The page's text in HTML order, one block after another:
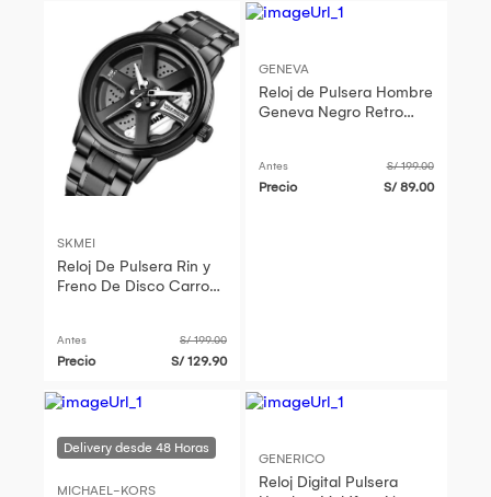
SKMEI
Reloj De Pulsera Rin y
Freno De Disco Carro
Antes S/ 199.00
Precio S/ 129.90
GENEVA
Reloj de Pulsera Hombre
Geneva Negro Retro
Antes S/ 199.00
Precio S/ 89.00
MICHAEL-KORS
GENERICO
Reloj Digital Pulsera